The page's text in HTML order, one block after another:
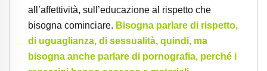
all’affettività, sull’educazione al rispetto che
bisogna cominciare. Bisogna parlare di rispetto,
di uguaglianza, di sessualità, quindi, ma
bisogna anche parlare di pornografia, perché i